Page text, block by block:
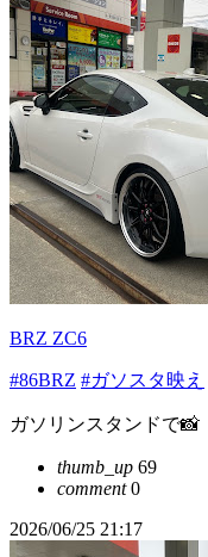
BRZ ZC6
#86BRZ #ガソスタ映え
ガソリンスタンドで📸
thumb_up 69
comment0
2026/06/25 21:17